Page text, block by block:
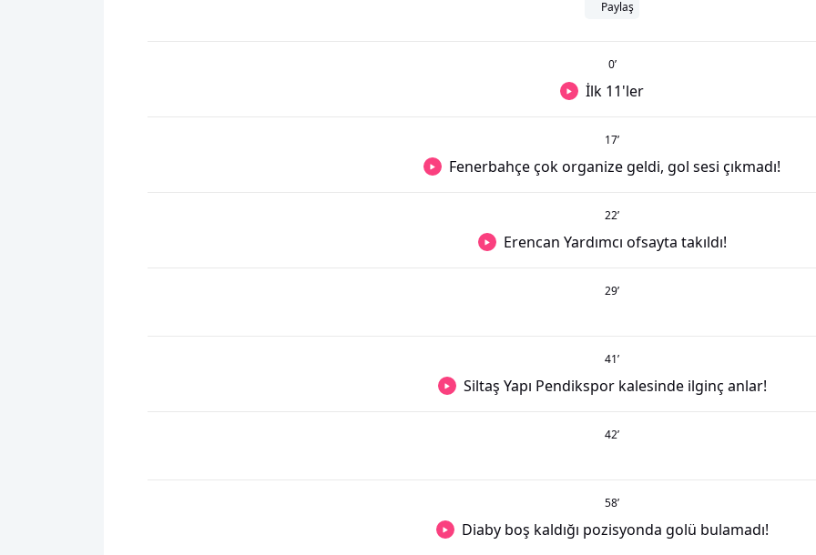
Paylaş
0’
İlk 11'ler
17’
Fenerbahçe çok organize geldi, gol sesi çıkmadı!
22’
Erencan Yardımcı ofsayta takıldı!
29’
41’
Siltaş Yapı Pendikspor kalesinde ilginç anlar!
42’
58’
Diaby boş kaldığı pozisyonda golü bulamadı!